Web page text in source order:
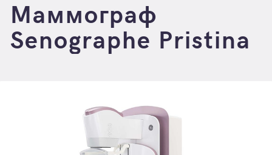
Маммограф
Senographe Pristina